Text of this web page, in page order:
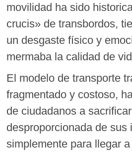
movilidad ha sido
crucis» de transbordos,
un desgaste físico y
mermaba la calidad de
El modelo de transporte
fragmentado y costoso,
de ciudadanos a
desproporcionada de sus
simplemente para llegar